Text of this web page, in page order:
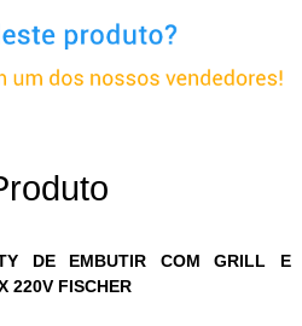
DE EMBUTIR COM GRILL E
220V FISCHER